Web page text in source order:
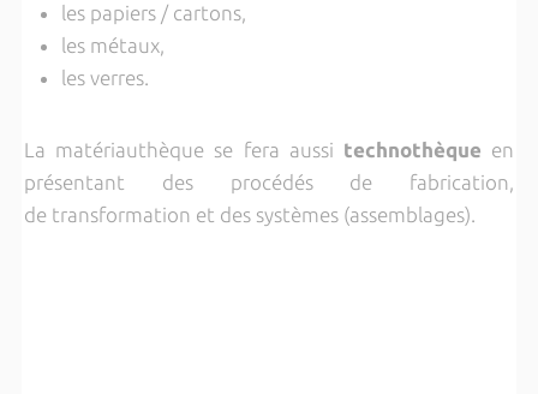
les papiers / cartons,
les métaux,
les verres.
La matériauthèque se fera aussi technothèque en
présentant des procédés de fabrication,
de transformation et des systèmes (assemblages).